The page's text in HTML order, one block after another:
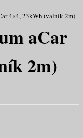
4×4, 23kWh (valník 2m)
aCar
2m)